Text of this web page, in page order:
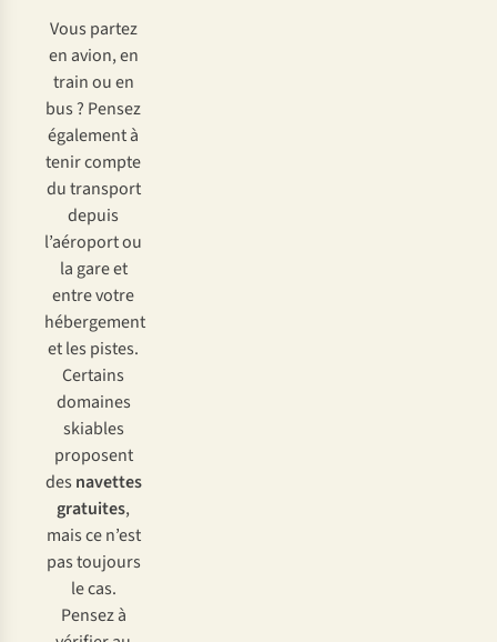
Vous partez
en avion, en
train ou en
bus ? Pensez
également à
tenir compte
du transport
depuis
l’aéroport ou
la gare et
entre votre
hébergement
et les pistes.
Certains
domaines
skiables
proposent
des navettes
gratuites,
mais ce n’est
pas toujours
le cas.
Pensez à